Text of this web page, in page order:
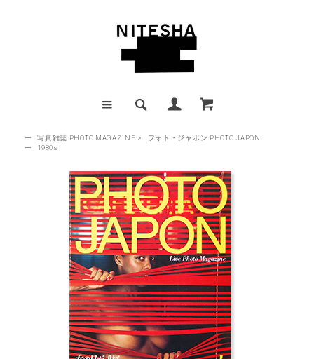
ー 写真雑誌 PHOTO MAGAZINE >
フォト・ジャポン PHOTO JAPON
ー
1980s